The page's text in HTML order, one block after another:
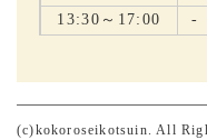
13:30～17:00
-
(c)kokoroseikotsuin. All